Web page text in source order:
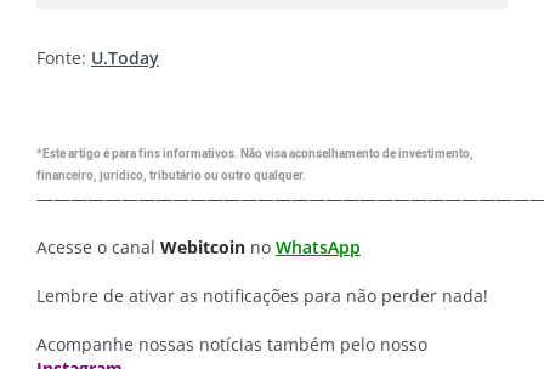
Fonte: U.Today
*Este artigo é para fins informativos. Não visa aconselhamento de investimento,
financeiro, jurídico, tributário ou outro qualquer.
Acesse o canal Webitcoin no WhatsApp
Lembre de ativar as notificações para não perder nada!
Acompanhe nossas notícias também pelo nosso